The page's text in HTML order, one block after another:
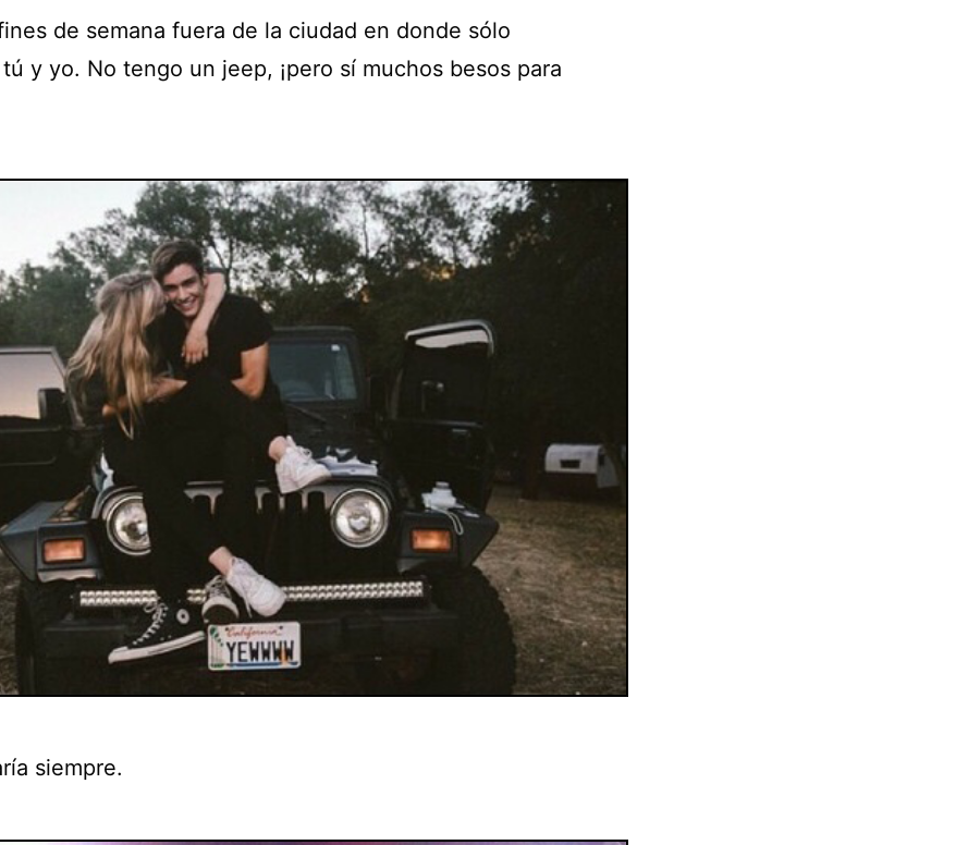
de semana fuera de la ciudad en donde sólo
y yo. No tengo un jeep, ¡pero sí muchos besos para
siempre.